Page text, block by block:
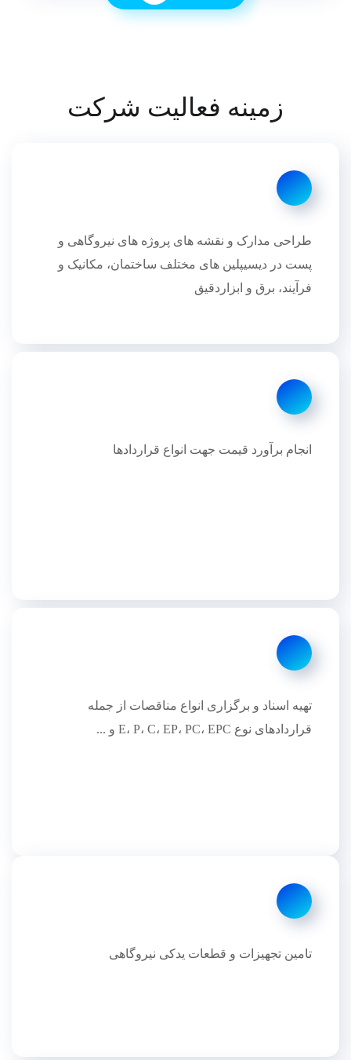
زمینه فعالیت شرکت
طراحی مدارک و نقشه های پروژه های نیروگاهی و
پست در دیسیپلین های مختلف ساختمان، مکانیک و
فرآیند، برق و ابزاردقیق
انجام برآورد قیمت جهت انواع قراردادها
تهیه اسناد و برگزاری انواع مناقصات از جمله
قراردادهای نوع E، P، C، EP، PC، EPC و ...
تامین تجهیزات و قطعات یدکی نیروگاهی